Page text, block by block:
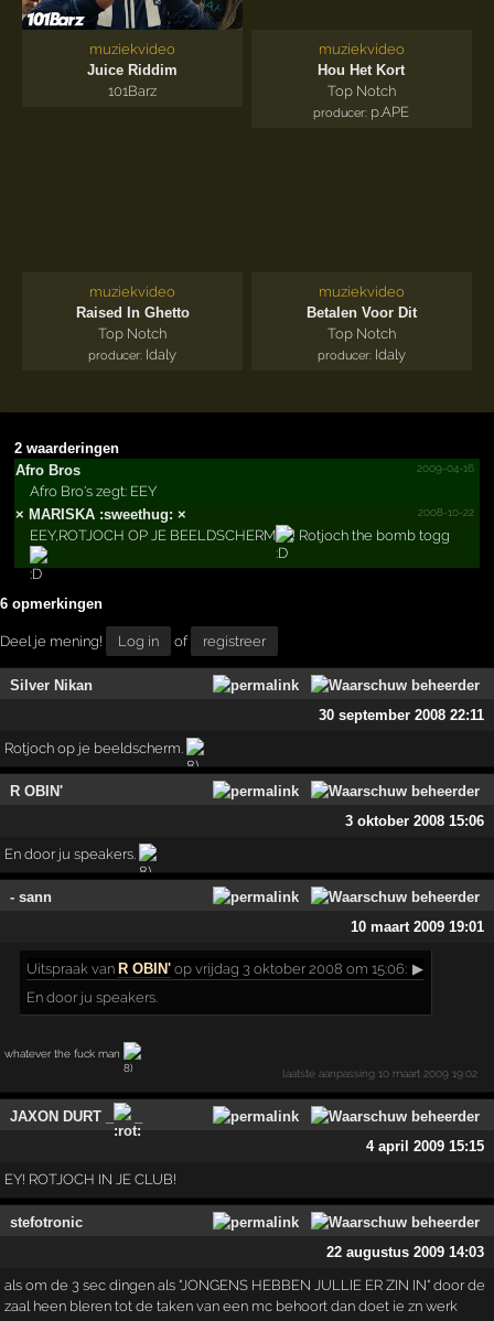
muziekvideo
Juice Riddim
101Barz
muziekvideo
Hou Het Kort
Top Notch
producer: p.APE
muziekvideo
Raised In Ghetto
Top Notch
producer: Idaly
muziekvideo
Betalen Voor Dit
Top Notch
producer: Idaly
2 waarderingen
Afro Bros
2009-04-16
Afro Bro's zegt: EEY
× MARISKA :sweethug: ×
2008-10-22
EEY,ROTJOCH OP JE BEELDSCHERM ! Rotjoch the bomb togg
6 opmerkingen
Deel je mening! Log in of registreer
Silver Nikan
30 september 2008 22:11
Rotjoch op je beeldscherm.
R OBIN'
3 oktober 2008 15:06
En door ju speakers.
- sann
10 maart 2009 19:01
Uitspraak vanR OBIN' op vrijdag 3 oktober 2008 om 15:06: ▶
En door ju speakers.
whatever the fuck man
laatste aanpassing10 maart 2009 19:02
JAXON DURT _
4 april 2009 15:15
EY! ROTJOCH IN JE CLUB!
stefotronic
22 augustus 2009 14:03
als om de 3 sec dingen als "JONGENS HEBBEN JULLIE ER ZIN IN" door de
zaal heen bleren tot de taken van een mc behoort dan doet ie zn werk